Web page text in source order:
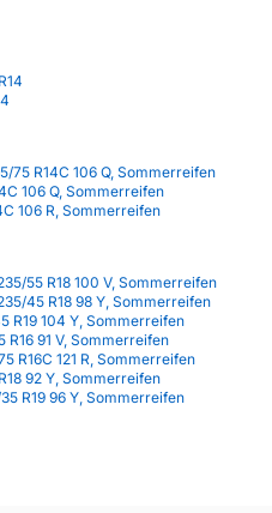
75 R14C 106 Q, Sommerreifen
106 Q, Sommerreifen
106 R, Sommerreifen
55 R18 100 V, Sommerreifen
45 R18 98 Y, Sommerreifen
R19 104 Y, Sommerreifen
R16 91 V, Sommerreifen
R16C 121 R, Sommerreifen
92 Y, Sommerreifen
R19 96 Y, Sommerreifen